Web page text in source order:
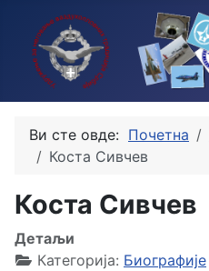
Ви сте овде: Почетна
Коста Сивчев
Коста Сивчев
Детаљи
Категорија: Биографије